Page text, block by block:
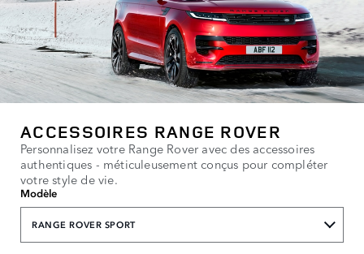
ACCESSOIRES RANGE ROVER
Personnalisez votre Range Rover avec des accessoires
authentiques - méticuleusement conçus pour compléter
votre style de vie.
Modèle
RANGE ROVER SPORT